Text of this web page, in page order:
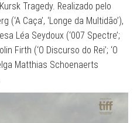
Tragedy. Realizado pelo
Caça’, ‘Longe da Multidão’),
Léa Seydoux (‘007 Spectre’;
Firth (‘O Discurso do Rei’; ‘O
Matthias Schoenaerts